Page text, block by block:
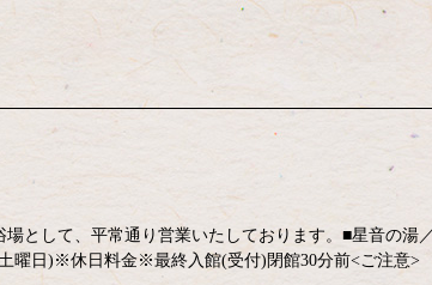
として、平常通り営業いたしております。■星音の湯
土曜日)※休日料金※最終入館(受付)閉館30分前<ご注